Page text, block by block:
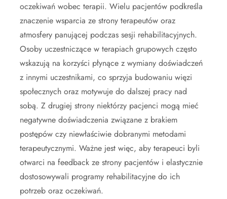
oczekiwań wobec terapii. Wielu pacjentów podkreśla
znaczenie wsparcia ze strony terapeutów oraz
atmosfery panującej podczas sesji rehabilitacyjnych.
Osoby uczestniczące w terapiach grupowych często
wskazują na korzyści płynące z wymiany doświadczeń
z innymi uczestnikami, co sprzyja budowaniu więzi
społecznych oraz motywuje do dalszej pracy nad
sobą. Z drugiej strony niektórzy pacjenci mogą mieć
negatywne doświadczenia związane z brakiem
postępów czy niewłaściwie dobranymi metodami
terapeutycznymi. Ważne jest więc, aby terapeuci byli
otwarci na feedback ze strony pacjentów i elastycznie
dostosowywali programy rehabilitacyjne do ich
potrzeb oraz oczekiwań.